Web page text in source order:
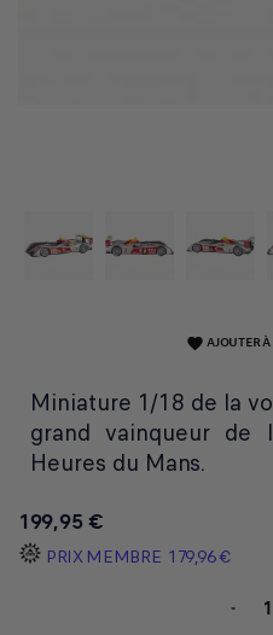
favorite AJOUTER
Miniature 1/18 de la
grand vainqueur de
Heures du Mans.
199,95 €
PRIX MEMBRE 179,96 €
-